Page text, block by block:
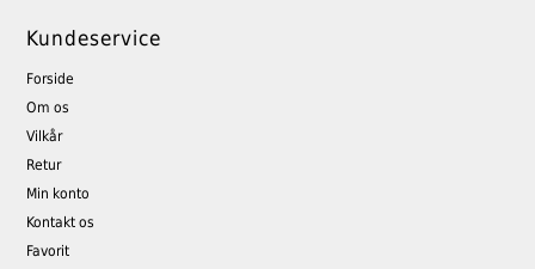
Kundeservice
Forside
Om os
Vilkår
Retur
Min konto
Kontakt os
Favorit